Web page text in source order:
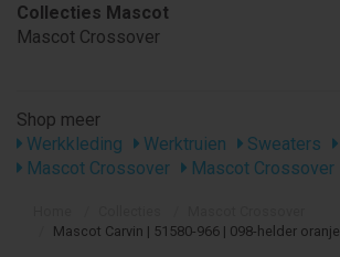
Collecties Mascot
Mascot Crossover
Shop meer
Werkkleding
Werktruien Sweaters
Mascot Crossover
Mascot Crossover
Mascot Carvin | 51580-966 | 098-helder oranje